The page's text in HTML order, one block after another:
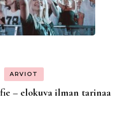
ARVIOT
– elokuva ilman tarinaa